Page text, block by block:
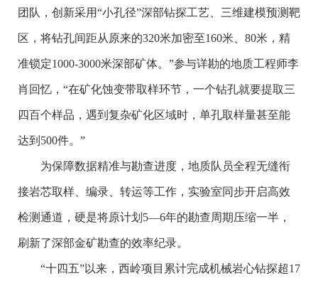
团队，创新采用“小孔径”深部钻探工艺、三维建模预测靶
区，将钻孔间距从原来的320米加密至160米、80米，精
准锁定1000-3000米深部矿体。”参与详勘的地质工程师李
肖回忆，“在矿化蚀变带取样环节，一个钻孔就要提取三
四百个样品，遇到复杂矿化区域时，单孔取样量甚至能
达到500件。”
为保障数据精准与勘查进度，地质队员全程无缝衔
接岩芯取样、编录、转运等工作，实验室同步开启高效
检测通道，硬是将原计划5—6年的勘查周期压缩一半，
刷新了深部金矿勘查的效率纪录。
“十四五”以来，西岭项目累计完成机械岩心钻探超17